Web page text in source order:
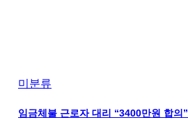
미분류
임금체불 근로자 대리 “3400만원 합의”